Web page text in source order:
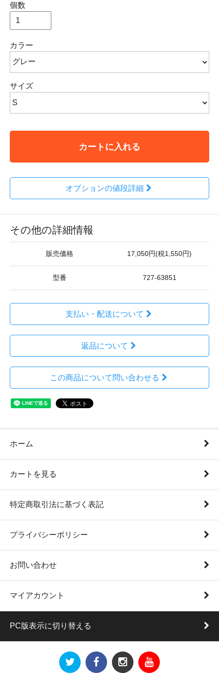
個数
カラー
サイズ
カートに入れる
オプションの値段詳細
その他の詳細情報
販売価格 17,050円(税1,550円)
型番 727-63851
支払い・配送について
返品について
この商品について問い合わせる
ホーム
カートを見る
特定商取引法に基づく表記
プライバシーポリシー
お問い合わせ
マイアカウント
PC版表示に切り替える